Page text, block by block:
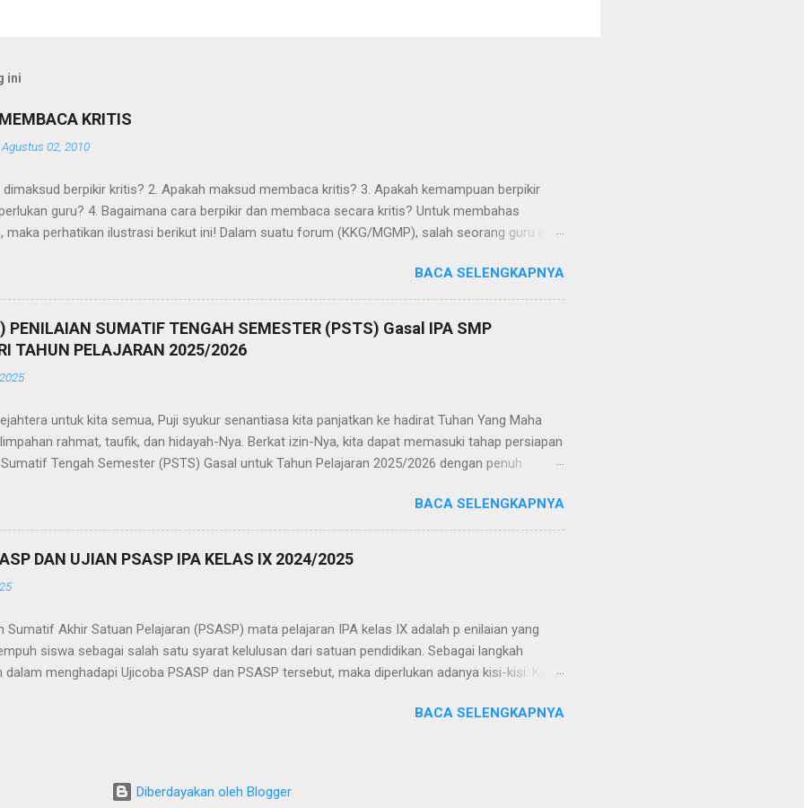
ini
KRITIS
Agustus 02, 2010
dimaksud berpikir kritis? 2. Apakah maksud membaca kritis? 3. Apakah kemampuan berpikir
guru? 4. Bagaimana cara berpikir dan membaca secara kritis? Untuk membahas
maka perhatikan ilustrasi berikut ini! Dalam suatu forum (KKG/MGMP), salah seorang guru baru
pemakalah dalam seminar tersebut, metode Jigsaw merupakan metode yang ampuh dan
menggunakan metode tersebut para siswa menjadi aktif dan kompetensi belajar siswa
menyarankan para guru menggunakannya. Untuk menguatkan sarannya, guru tersebut
menerapkan metode Jigsaw . Berdasarkan ilustrasi di atas, bagaimana sikap Anda yang
forum KKG/MGMP tersebut? Apakah menerima...
BACA SELENGKAPNYA
PENILAIAN SUMATIF TENGAH SEMESTER (PSTS) Gasal IPA SMP
TAHUN PELAJARAN 2025/2026
untuk kita semua, Puji syukur senantiasa kita panjatkan ke hadirat Tuhan Yang Maha
rahmat, taufik, dan hidayah-Nya. Berkat izin-Nya, kita dapat memasuki tahap persiapan
Tengah Semester (PSTS) Gasal untuk Tahun Pelajaran 2025/2026 dengan penuh
untuk menilai sejauh mana peserta didik menguasai kompetensi setelah menjalani kegiatan
Hasil dari penilaian ini diharapkan dapat memberikan gambaran menyeluruh mengenai
peserta didik, khususnya dalam mata pelajaran Ilmu Pengetahuan Alam (IPA) di jenjang
Wonogiri. Sebagai bagian dari upaya untuk menjamin kualitas dan keselarasan soal-
diujikan, kami telah menyusun kisi-kisi PSTS Gasal yang mengacu pada Capaian
BACA SELENGKAPNYA
DAN UJIAN PSASP IPA KELAS IX 2024/2025
Sumatif Akhir Satuan Pelajaran (PSASP) mata pelajaran IPA kelas IX adalah p enilaian yang
siswa sebagai salah satu syarat kelulusan dari satuan pendidikan. Sebagai langkah
dalam menghadapi Ujicoba PSASP dan PSASP tersebut, maka diperlukan adanya kisi-kisi. Kisi-
IPA yang harus dikuasai oleh peserta didik di kelas IX tahun pelajaran 2024/2025. Penyusunan
lebih terarah dalam mempersiapkan diri dan meminimalisir ketidakpastian terkait materi ujian.
kisi-kisi ini juga menjadi alat evaluasi bagi guru untuk memastikan bahwa proses pembelajaran
BACA SELENGKAPNYA
Diberdayakan oleh Blogger